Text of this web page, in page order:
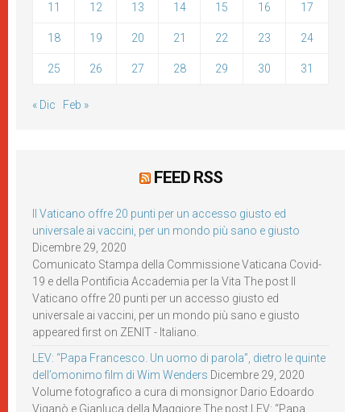
11 12 13 14 15 16 17
18 19 20 21 22 23 24
25 26 27 28 29 30 31
« Dic Feb »
FEED RSS
Il Vaticano offre 20 punti per un accesso giusto ed
universale ai vaccini, per un mondo più sano e giusto
Dicembre 29, 2020
Comunicato Stampa della Commissione Vaticana Covid-
19 e della Pontificia Accademia per la Vita The post Il
Vaticano offre 20 punti per un accesso giusto ed
universale ai vaccini, per un mondo più sano e giusto
appeared first on ZENIT - Italiano.
LEV: “Papa Francesco. Un uomo di parola”, dietro le quinte
dell’omonimo film di Wim Wenders Dicembre 29, 2020
Volume fotografico a cura di monsignor Dario Edoardo
Viganò e Gianluca della Maggiore The post LEV: “Papa